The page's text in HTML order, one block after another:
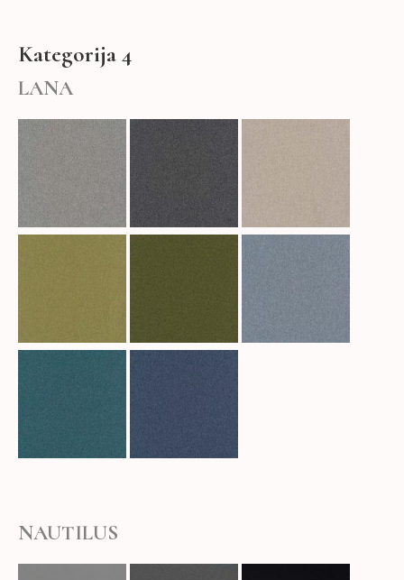
Kategorija 4
LANA
NAUTILUS